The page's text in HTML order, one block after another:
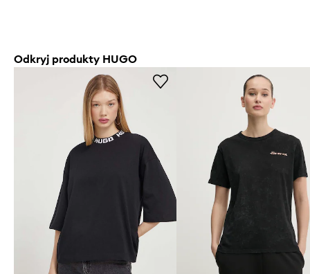
Odkryj produkty HUGO